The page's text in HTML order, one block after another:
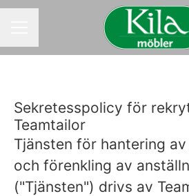
Sekretesspolicy för
Teamtailor
Tjänsten för hantering
och förenkling av
("Tjänsten") drivs av